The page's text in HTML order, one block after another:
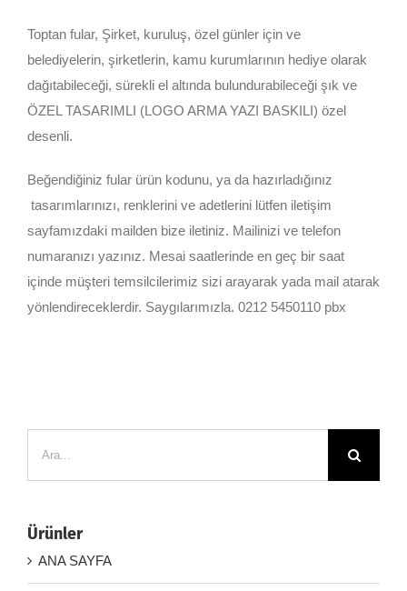
Toptan fular, Şirket, kuruluş, özel günler için ve
belediyelerin, şirketlerin, kamu kurumlarının hediye olarak
dağıtabileceği, sürekli el altında bulundurabileceği şık ve
ÖZEL TASARIMLI (LOGO ARMA YAZI BASKILI) özel
desenli.
Beğendiğiniz fular ürün kodunu, ya da hazırladığınız
tasarımlarınızı, renklerini ve adetlerini lütfen iletişim
sayfamızdaki mailden bize iletiniz. Mailinizi ve telefon
numaranızı yazınız. Mesai saatlerinde en geç bir saat
içinde müşteri temsilcilerimiz sizi arayarak yada mail atarak
yönlendireceklerdir. Saygılarımızla. 0212 5450110 pbx
Ürünler
ANA SAYFA